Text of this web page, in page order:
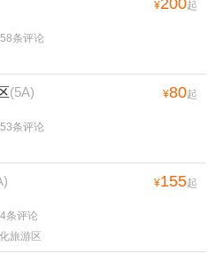
¥200起
条评论
(5A) ¥80起
条评论
¥155起
条评论
旅游区